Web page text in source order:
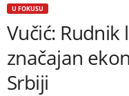
U FOKUSU
Vučić:
značajan
Srbiji